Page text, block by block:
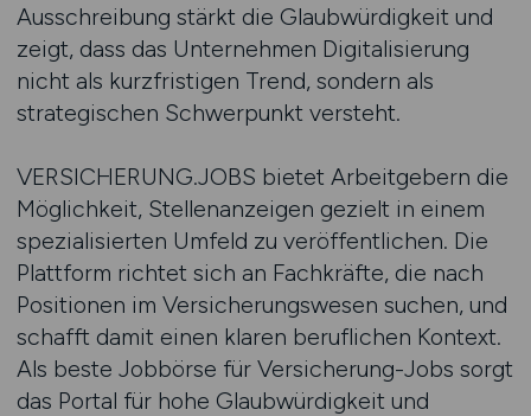
Ausschreibung stärkt die Glaubwürdigkeit und
zeigt, dass das Unternehmen Digitalisierung
nicht als kurzfristigen Trend, sondern als
strategischen Schwerpunkt versteht.
VERSICHERUNG.JOBS bietet Arbeitgebern die
Möglichkeit, Stellenanzeigen gezielt in einem
spezialisierten Umfeld zu veröffentlichen. Die
Plattform richtet sich an Fachkräfte, die nach
Positionen im Versicherungswesen suchen, und
schafft damit einen klaren beruflichen Kontext.
Als beste Jobbörse für Versicherung-Jobs sorgt
das Portal für hohe Glaubwürdigkeit und